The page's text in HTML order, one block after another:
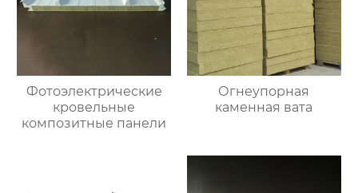
Фотоэлектрические
кровельные
композитные панели
Огнеупорная
каменная вата